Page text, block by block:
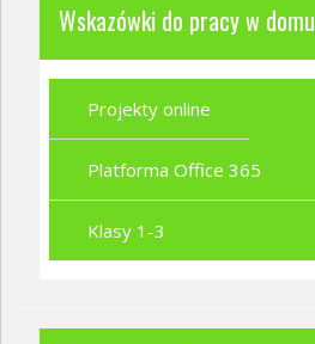
Wskazówki do pracy w domu
Projekty online
Platforma Office 365
Klasy 1-3